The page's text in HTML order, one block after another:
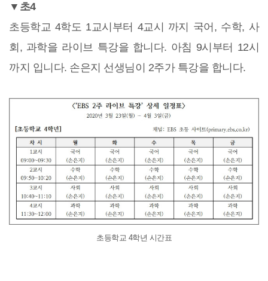
▼초4
초등학교 4학도 1교시부터 4교시 까지 국어, 수학, 사
회, 과학을 라이브 특강을 합니다. 아침 9시부터 12시
까지 입니다. 손은지 선생님이 2주가 특강을 합니다.
초등학교 4학년 시간표